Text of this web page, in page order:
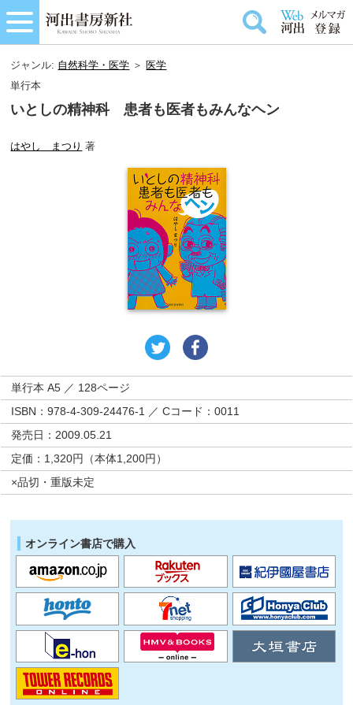
ジャンル: 自然科学・医学 ＞ 医学
単行本
いとしの精神科 患者も医者もみんなヘン
はやし まつり 著
単行本 A5 ／ 128ページ
ISBN：978-4-309-24476-1 ／ Cコード：0011
発売日：2009.05.21
定価：1,320円（本体1,200円）
×品切・重版未定
オンライン書店で購入